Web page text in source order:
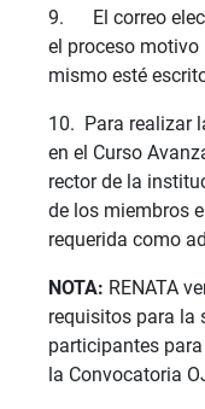
9. El correo
el proceso motivo
mismo esté
10. Para realizar
en el Curso
rector de la
de los miembros
requerida como
NOTA: RENATA
requisitos para la
participantes
la Convocatoria